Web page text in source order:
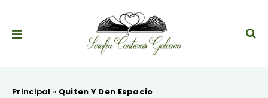
Principal » Quiten Y Den Espacio